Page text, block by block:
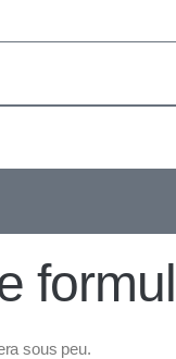
sous peu.